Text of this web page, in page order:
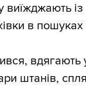
виїжджають із
в пошуках
вдягають
штанів,